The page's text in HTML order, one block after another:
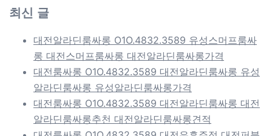
최신 글
대전알라딘룸싸롱 O1O.4832.3589 유성스머프룸싸
롱 대전스머프룸싸롱 대전알라딘룸싸롱가격
대전룸싸롱 O1O.4832.3589 대전알라딘룸싸롱 유성
알라딘룸싸롱 유성알라딘룸싸롱가격
대전룸싸롱 O1O.4832.3589 대전알라딘룸싸롱 대전
알라딘룸싸롱추천 대전알라딘룸싸롱견적